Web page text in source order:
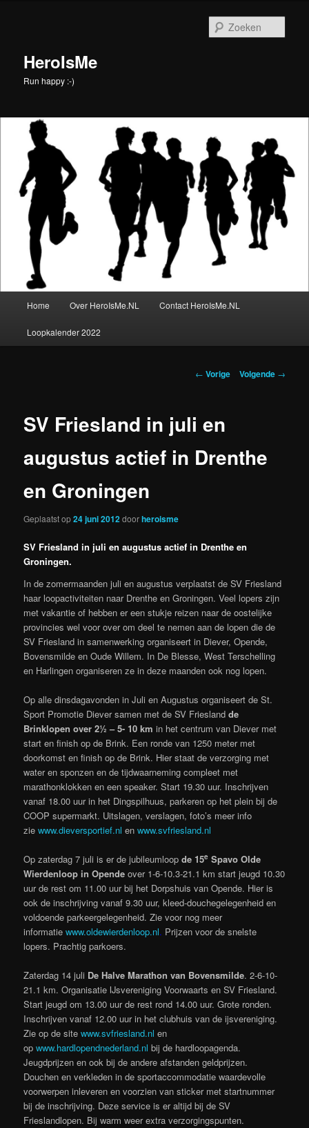
inhoudHeroIsMe
Run happy :-)
Home Over HeroIsMe.NL Contact HeroIsMe.NL
Loopkalender 2022
Berichtnavigatie
← Vorige Volgende →
SV Friesland in juli en
augustus actief in Drenthe
en Groningen
Geplaatst op24 juni 2012doorheroisme
SV Friesland in juli en augustus actief in Drenthe en
Groningen.
In de zomermaanden juli en augustus verplaatst de SV Friesland
haar loopactiviteiten naar Drenthe en Groningen. Veel lopers zijn
met vakantie of hebben er een stukje reizen naar de oostelijke
provincies wel voor over om deel te nemen aan de lopen die de
SV Friesland in samenwerking organiseert in Diever, Opende,
Bovensmilde en Oude Willem. In De Blesse, West Terschelling
en Harlingen organiseren ze in deze maanden ook nog lopen.
Op alle dinsdagavonden in Juli en Augustus organiseert de St.
Sport Promotie Diever samen met de SV Frieslandde
Brinklopen over 2½ – 5- 10 km in het centrum van Diever met
start en finish op de Brink. Een ronde van 1250 meter met
doorkomst en finish op de Brink. Hier staat de verzorging met
water en sponzen en de tijdwaarneming compleet met
marathonklokken en een speaker. Start 19.30 uur. Inschrijven
vanaf 18.00 uur in het Dingspilhuus, parkeren op het plein bij de
COOP supermarkt. Uitslagen, verslagen, foto’s meer info
ziewww.dieversportief.nl enwww.svfriesland.nl
Op zaterdag 7 juli is er de jubileumloopde 15e Spavo Olde
Wierdenloop in Opende over 1-6-10.3-21.1 km start jeugd 10.30
uur de rest om 11.00 uur bij het Dorpshuis van Opende. Hier is
ook de inschrijving vanaf 9.30 uur, kleed-douchegelegenheid en
voldoende parkeergelegenheid. Zie voor nog meer
informatiewww.oldewierdenloop.nl. Prijzen voor de snelste
lopers. Prachtig parkoers.
Zaterdag 14 juli De Halve Marathon van Bovensmilde. 2-6-10-
21.1 km. Organisatie IJsvereniging Voorwaarts en SV Friesland.
Start jeugd om 13.00 uur de rest rond 14.00 uur. Grote ronden.
Inschrijven vanaf 12.00 uur in het clubhuis van de ijsvereniging.
Zie op de sitewww.svfriesland.nl en
opwww.hardlopendnederland.nl bij de hardloopagenda.
Jeugdprijzen en ook bij de andere afstanden geldprijzen.
Douchen en verkleden in de sportaccommodatie waardevolle
voorwerpen inleveren en voorzien van sticker met startnummer
bij de inschrijving. Deze service is er altijd bij de SV
Frieslandlopen. Bij warm weer extra verzorgingspunten.